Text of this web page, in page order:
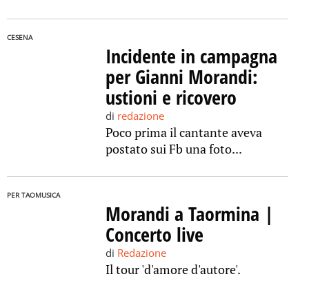
CESENA
Incidente in campagna
per Gianni Morandi:
ustioni e ricovero
di redazione
Poco prima il cantante aveva
postato sui Fb una foto...
PER TAOMUSICA
Morandi a Taormina |
Concerto live
di Redazione
Il tour 'd'amore d'autore'.